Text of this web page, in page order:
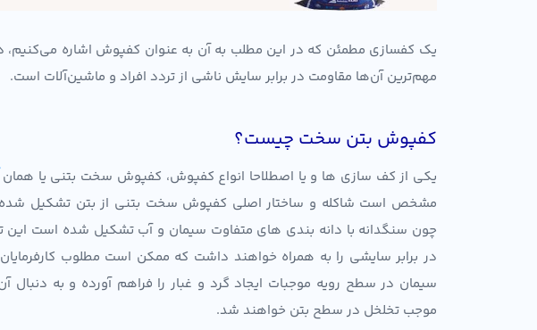
یک کفسازی مطمئن که در این مطلب به آن به عنوان کفپوش اشاره می‌کنیم،
مهم‌ترین آن‌ها مقاومت در برابر سایش ناشی از تردد افراد و ماشین‌آلات است.
کفپوش بتن سخت چیست؟
یکی از کف سازی ها و یا اصطلاحا انواع کفپوش، کفپوش سخت بتنی یا همان
مشخص است شاکله و ساختار اصلی کفپوش سخت بتنی از بتن تشکیل شده
چون سنگدانه با دانه بندی های متفاوت سیمان و آب تشکیل شده است
در برابر سایشی را به همراه خواهند داشت که ممکن است مطلوب کارفرمایان
سیمان در سطح رویه موجبات ایجاد گرد و غبار را فراهم آورده و به
موجب تخلخل در سطح بتن خواهند شد.